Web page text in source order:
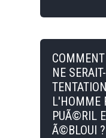
NE
L'HOMME
PUÃ©RIL
Ã©BLOUI ?